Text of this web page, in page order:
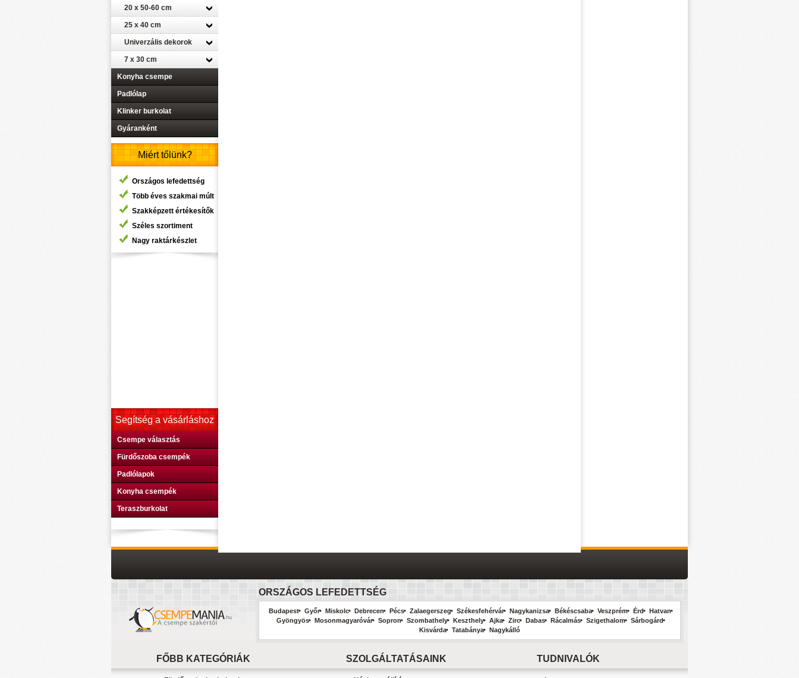
20 x 50-60 cm
25 x 40 cm
Univerzális dekorok
7 x 30 cm
Konyha csempe
Padlólap
Klinker burkolat
Gyáranként
Miért tőlünk?
Országos lefedettség
Több éves szakmai múlt
Szakképzett értékesítők
Széles szortiment
Nagy raktárkészlet
Segítség a vásárláshoz
Csempe választás
Fürdőszoba csempék
Padlólapok
Konyha csempék
Teraszburkolat
ORSZÁGOS LEFEDETTSÉG
Budapest Győr Miskolc Debrecen Pécs Zalaegerszeg Székesfehérvár Nagykanizsa Békéscsaba Veszprém Érd
Hatvan
Gyöngyös
Mosonmagyaróvár Sopron Szombathely Keszthely Ajka Zirc Dabas Rácalmás Szigethalom
Sárbogárd
Kisvárda
Tatabánya Nagykálló
FŐBB KATEGÓRIÁK SZOLGÁLTATÁSAINK TUDNIVALÓK